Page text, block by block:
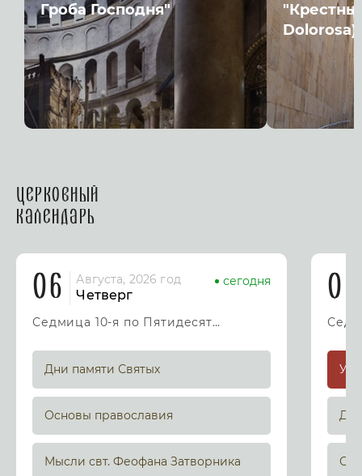
Гроба Господня"
Dolorosa)"
Церковный
календарь
06 Августа, 2026 год
Четверг
сегодня
Седмица 10-я по Пятидесятнице
Дни памяти Святых
Основы православия
Мысли свт. Феофана Затворника
07